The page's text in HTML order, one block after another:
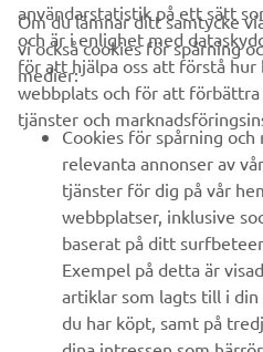
FÖRETAG
B2B
UTFORSKA YAMAHA
FAQ & SUPPORT
NYHETSBREV
användarstatistik på ett sätt
och är i enlighet med
för att hjälpa oss att förstå hur
webbplats och för att
tjänster och
Om du lämnar ditt samtycke
vi också cookies för spårning
medier:
Cookies för spårning
relevanta annonser av
tjänster för dig på vår
webbplatser, inklusive
baserat på ditt
Exempel på detta är
artiklar som lagts till i
du har köpt, samt på